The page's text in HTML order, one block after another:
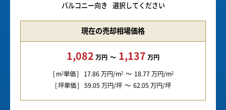
バルコニー向き
選択してください
現在の売却相場価格
1,082 万円 1,137 万円
m2単価 17.86 万円/m2 18.77 万円/m2
坪単価 59.05 万円/坪 62.05 万円/坪